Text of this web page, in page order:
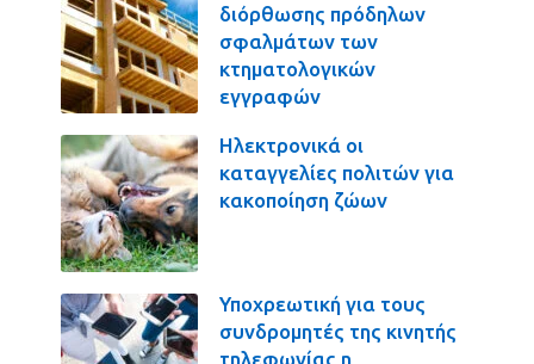
διόρθωσης πρόδηλων
σφαλμάτων των
κτηματολογικών
εγγραφών
Ηλεκτρονικά οι
καταγγελίες πολιτών για
κακοποίηση ζώων
Υποχρεωτική για τους
συνδρομητές της κινητής
τηλεφωνίας η